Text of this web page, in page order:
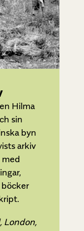
Hilma
sin
byn
arkiv
med
böcker
London,